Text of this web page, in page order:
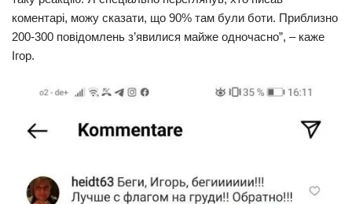
коментарі, можу сказати, що 90% там були боти. Приблизно
200-300 повідомлень з’явилися майже одночасно”, – каже
Ігор.